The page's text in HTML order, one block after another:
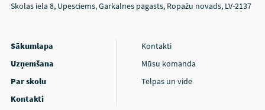
Skolas iela 8, Upesciems, Garkalnes pagasts, Ropažu novads, LV-2137
Sākumlapa
Uzņemšana
Par skolu
Kontakti
Kontakti
Mūsu komanda
Telpas un vide